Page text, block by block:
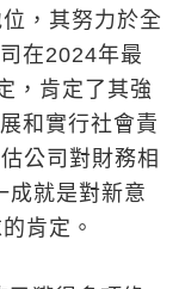
，其努力於全
在2024年最
，肯定了其強
和實行社會責
公司對財務相
成就是對新意
肯定。